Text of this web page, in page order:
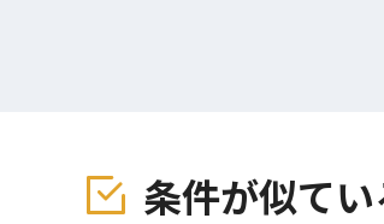
条件が似て